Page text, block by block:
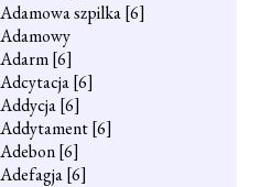
Adamowa szpilka[6]
Adamowy
Adarm[6]
Adcytacja[6]
Addycja[6]
Addytament[6]
Adebon[6]
Adefagja[6]